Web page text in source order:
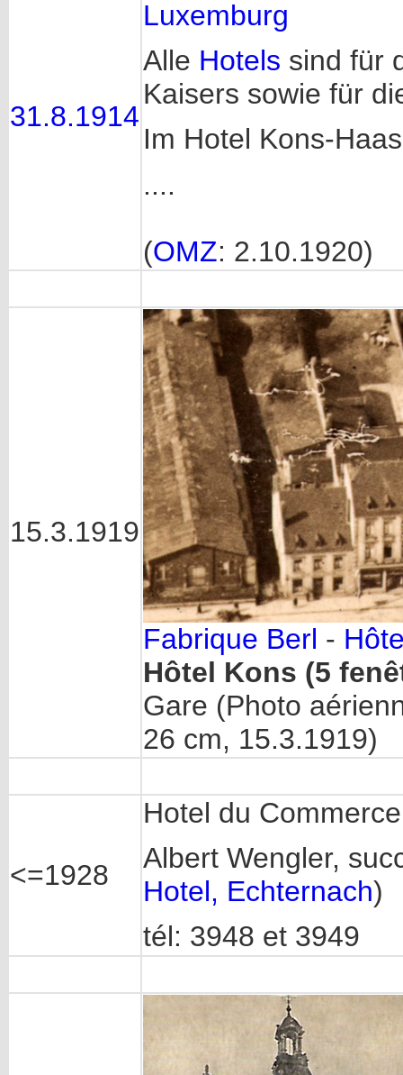
31.8.1914
Luxemburg
Alle Hotels sind für
Kaisers sowie für
Im Hotel Kons-
....
(OMZ: 2.10.1920)
15.3.1919
Fabrique Berl -
Hôtel Kons (5
Gare (Photo
26 cm, 15.3.1919)
<=1928
Hotel du
Albert Wengler,
Hotel, Echternach)
tél: 3948 et 3949